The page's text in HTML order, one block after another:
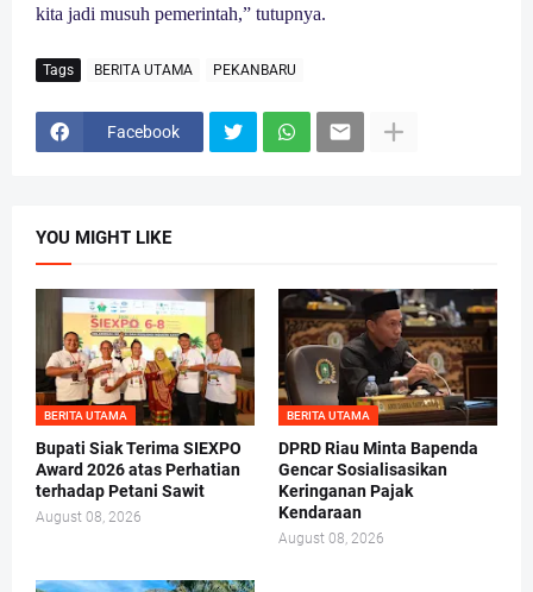
kita jadi musuh pemerintah,” tutupnya.
Tags BERITA UTAMA PEKANBARU
Facebook
YOU MIGHT LIKE
BERITA UTAMA
Bupati Siak Terima SIEXPO
Award 2026 atas Perhatian
terhadap Petani Sawit
August 08, 2026
BERITA UTAMA
DPRD Riau Minta Bapenda
Gencar Sosialisasikan
Keringanan Pajak
Kendaraan
August 08, 2026